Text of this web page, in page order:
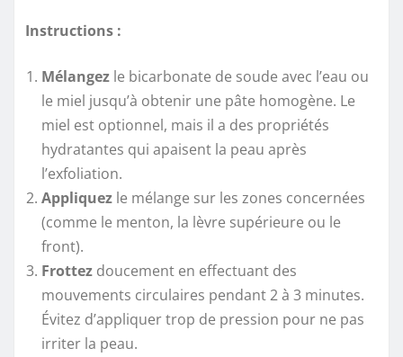
Instructions :
Mélangez le bicarbonate de soude avec l’eau ou
le miel jusqu’à obtenir une pâte homogène. Le
miel est optionnel, mais il a des propriétés
hydratantes qui apaisent la peau après
l’exfoliation.
Appliquez le mélange sur les zones concernées
(comme le menton, la lèvre supérieure ou le
front).
Frottez doucement en effectuant des
mouvements circulaires pendant 2 à 3 minutes.
Évitez d’appliquer trop de pression pour ne pas
irriter la peau.